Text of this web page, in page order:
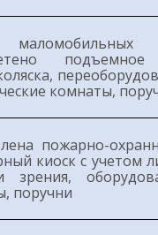
подъемное
комнаты,
пожарно-
киоск с учетом
зрения,
поручни